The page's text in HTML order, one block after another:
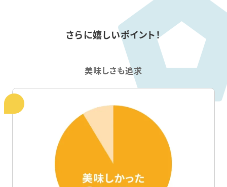
さらに嬉しいポイント！
美味しさも追求